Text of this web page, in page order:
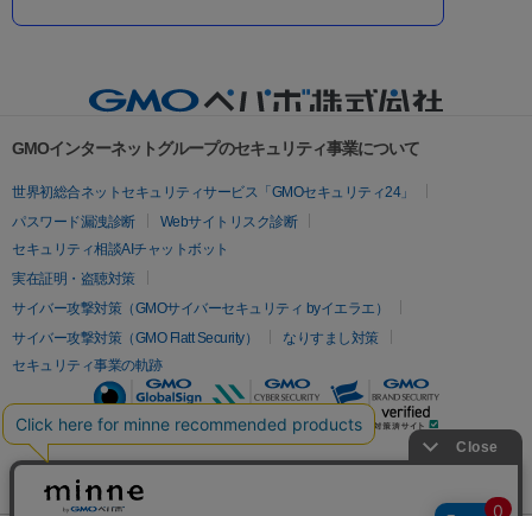
GMOインターネットグループのセキュリティ事業について
世界初総合ネットセキュリティサービス「GMOセキュリティ24」
パスワード漏洩診断
Webサイトリスク診断
セキュリティ相談AIチャットボット
実在証明・盗聴対策
サイバー攻撃対策（GMOサイバーセキュリティ byイエラエ）
サイバー攻撃対策（GMO Flatt Security）
なりすまし対策
セキュリティ事業の軌跡